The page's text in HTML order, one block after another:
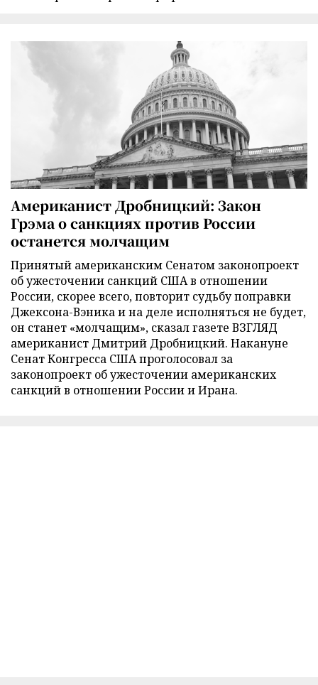
Американист Дробницкий: Закон
Грэма о санкциях против России
останется молчащим
Принятый американским Сенатом законопроект
об ужесточении санкций США в отношении
России, скорее всего, повторит судьбу поправки
Джексона-Вэника и на деле исполняться не будет,
он станет «молчащим», сказал газете ВЗГЛЯД
американист Дмитрий Дробницкий. Накануне
Сенат Конгресса США проголосовал за
законопроект об ужесточении американских
санкций в отношении России и Ирана.